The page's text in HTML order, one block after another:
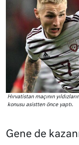
Hırvatistan maçının
konusu asistten önce yaptı.
Gene de